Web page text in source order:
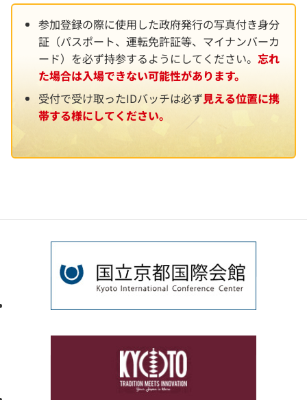
参加登録の際に使用した政府発行の写真付き身分
証（パスポート、運転免許証等、マイナンバーカ
ード）を必ず持参するようにしてください。忘れ
た場合は入場できない可能性があります。
受付で受け取ったIDバッチは必ず見える位置に携
帯する様にしてください。